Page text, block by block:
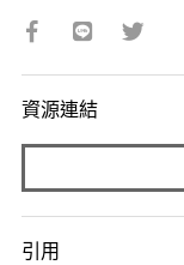
資源連結
引用